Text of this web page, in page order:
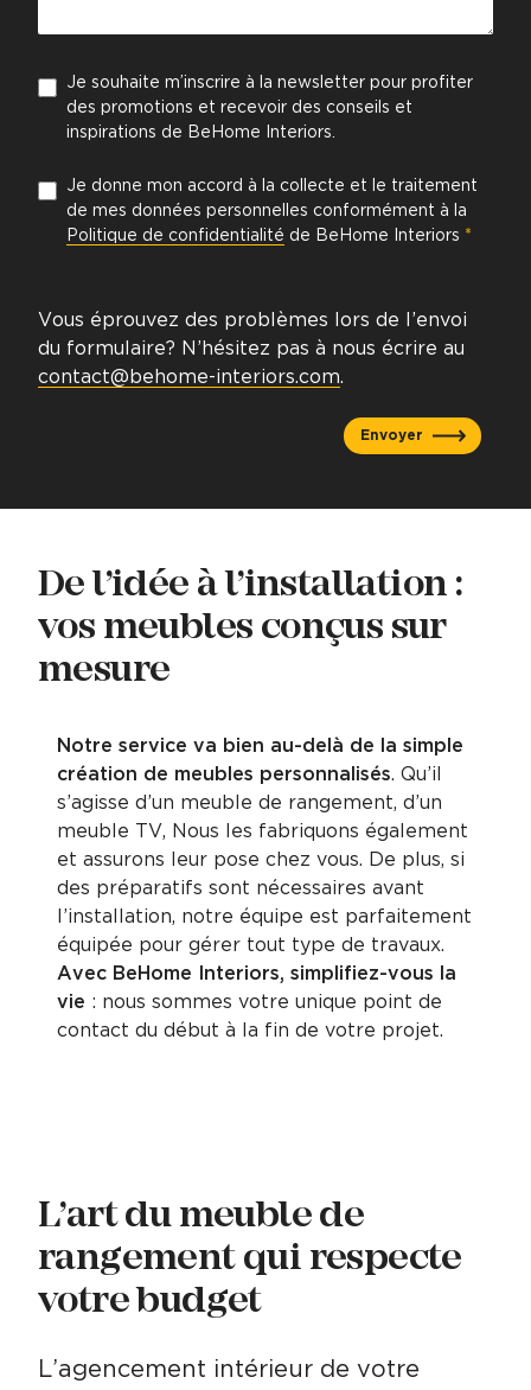
Je souhaite m’inscrire à la newsletter pour profiter
des promotions et recevoir des conseils et
inspirations de BeHome Interiors.
Je donne mon accord à la collecte et le traitement
de mes données personnelles conformément à la
Politique de confidentialité de BeHome Interiors *
Vous éprouvez des problèmes lors de l’envoi
du formulaire? N’hésitez pas à nous écrire au
contact@behome-interiors.com.
Envoyer
De l’idée à l’installation :
vos meubles conçus sur
mesure
Notre service va bien au-delà de la simple
création de meubles personnalisés. Qu’il
s’agisse d’un meuble de rangement, d’un
meuble TV, Nous les fabriquons également
et assurons leur pose chez vous. De plus, si
des préparatifs sont nécessaires avant
l’installation, notre équipe est parfaitement
équipée pour gérer tout type de travaux.
Avec BeHome Interiors, simplifiez-vous la
vie : nous sommes votre unique point de
contact du début à la fin de votre projet.
L’art du meuble de
rangement qui respecte
votre budget
L’agencement intérieur de votre